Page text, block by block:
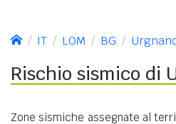
IT LOM BG
Rischio sismico di
Zone sismiche assegnate al